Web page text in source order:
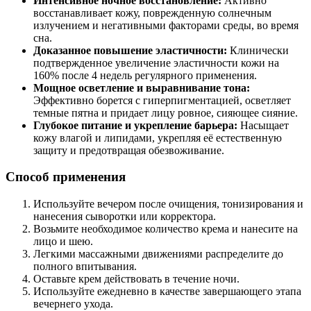
восстанавливает кожу, поврежденную солнечным
излучением и негативными факторами среды, во время
сна.
Доказанное повышение эластичности: Клинически
подтвержденное увеличение эластичности кожи на
160% после 4 недель регулярного применения.
Мощное осветление и выравнивание тона:
Эффективно борется с гиперпигментацией, осветляет
темные пятна и придает лицу ровное, сияющее сияние.
Глубокое питание и укрепление барьера: Насыщает
кожу влагой и липидами, укрепляя её естественную
защиту и предотвращая обезвоживание.
Способ применения
Используйте вечером после очищения, тонизирования и
нанесения сыворотки или корректора.
Возьмите необходимое количество крема и нанесите на
лицо и шею.
Легкими массажными движениями распределите до
полного впитывания.
Оставьте крем действовать в течение ночи.
Используйте ежедневно в качестве завершающего этапа
вечернего ухода.